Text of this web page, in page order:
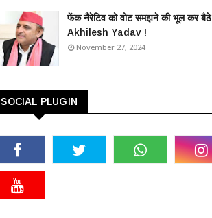
फेंक नैरेटिव को वोट समझने की भूल कर बैठे
Akhilesh Yadav !
November 27, 2024
SOCIAL PLUGIN